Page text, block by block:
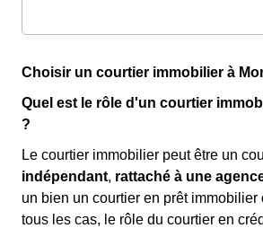
Choisir un courtier immobilier à
Quel est le rôle d'un courtier
?
Le courtier immobilier peut être un
indépendant, rattaché à une
un bien un courtier en prêt immobilier
tous les cas, le rôle du courtier en